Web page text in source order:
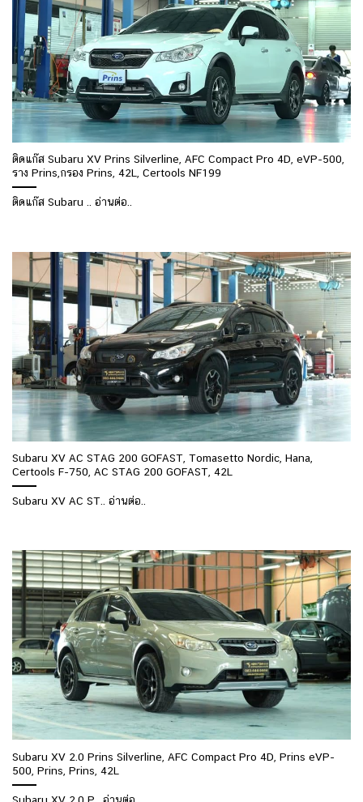
ติดแก๊ส Subaru XV Prins Silverline, AFC Compact Pro 4D, eVP-500,
ราง Prins,กรอง Prins, 42L, Certools NF199
ติดแก๊ส Subaru .. อ่านต่อ..
Subaru XV AC STAG 200 GOFAST, Tomasetto Nordic, Hana,
Certools F-750, AC STAG 200 GOFAST, 42L
Subaru XV AC ST.. อ่านต่อ..
Subaru XV 2.0 Prins Silverline, AFC Compact Pro 4D, Prins eVP-
500, Prins, Prins, 42L
Subaru XV 2.0 P.. อ่านต่อ..